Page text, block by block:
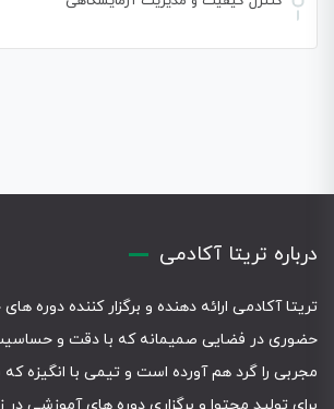
درباره تریتا آکادمی
تریتا آکادمی ارائه دهنده و برگزار کننده دوره
حضوری در فضایی صمیمانه که با دقت و حساسیت
مجربی را گرد هم آورده است و تیمی با انگیزه
برای تولید محتوا و برگزاری دوره های آموزشی